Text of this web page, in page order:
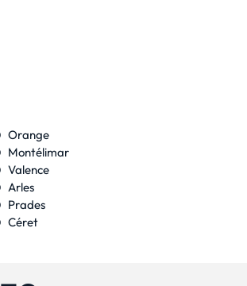
Orange
Montélimar
Valence
Arles
Prades
Céret